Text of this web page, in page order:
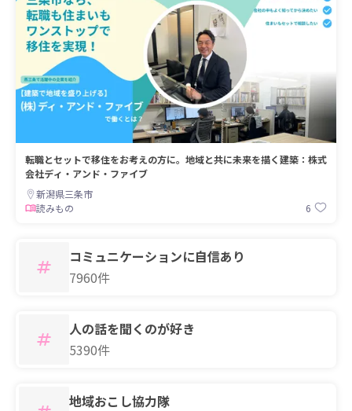
転職とセットで移住をお考えの方に。地域と共に未来を描く建築：株式
会社ディ・アンド・ファイブ
新潟県三条市
読みもの
6
コミュニケーションに自信あり
7960件
人の話を聞くのが好き
5390件
地域おこし協力隊